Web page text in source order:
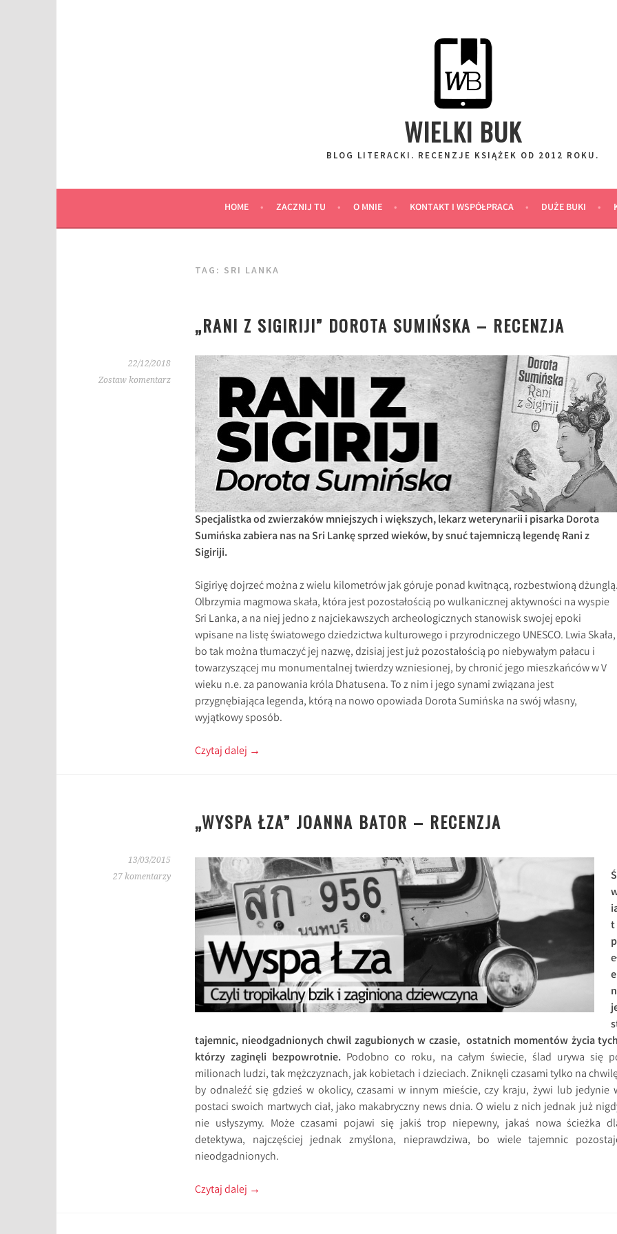
WIELKI BUK
BLOG LITERACKI. RECENZJE KSIĄŻEK OD 2012 ROKU.
HOME ZACZNIJ TU O MNIE KONTAKT I WSPÓŁPRACA DUŻE BUKI
TAG: SRI LANKA
„RANI Z SIGIRIJI” DOROTA SUMIŃSKA – RECENZJA
22/12/2018
Zostaw komentarz
Specjalistka od zwierzaków mniejszych i większych, lekarz weterynarii i pisarka Dorota
Sumińska zabiera nas na Sri Lankę sprzed wieków, by snuć tajemniczą legendę Rani z
Sigiriji.
Sigiriyę dojrzeć można z wielu kilometrów jak góruje ponad kwitnącą, rozbestwioną
Olbrzymia magmowa skała, która jest pozostałością po wulkanicznej aktywności na wyspie
Sri Lanka, a na niej jedno z najciekawszych archeologicznych stanowisk swojej epoki
wpisane na listę światowego dziedzictwa kulturowego i przyrodniczego UNESCO. Lwia Skała,
bo tak można tłumaczyć jej nazwę, dzisiaj jest już pozostałością po niebywałym pałacu i
towarzyszącej mu monumentalnej twierdzy wzniesionej, by chronić jego mieszkańców w V
wieku n.e. za panowania króla Dhatusena. To z nim i jego synami związana jest
przygnębiająca legenda, którą na nowo opowiada Dorota Sumińska na swój własny,
wyjątkowy sposób.
Czytaj dalej →
„WYSPA ŁZA” JOANNA BATOR – RECENZJA
13/03/2015
27 komentarzy
Ś
t
p
e
n
tajemnic, nieodgadnionych chwil zagubionych w czasie, ostatnich momentów życia
którzy zaginęli bezpowrotnie. Podobno co roku, na całym świecie, ślad urywa się
milionach ludzi, tak mężczyznach, jak kobietach i dzieciach. Zniknęli czasami tylko na
by odnaleźć się gdzieś w okolicy, czasami w innym mieście, czy kraju, żywi lub jedynie
postaci swoich martwych ciał, jako makabryczny news dnia. O wielu z nich jednak już
nie usłyszymy. Może czasami pojawi się jakiś trop niepewny, jakaś nowa ścieżka
detektywa, najczęściej jednak zmyślona, nieprawdziwa, bo wiele tajemnic
nieodgadnionych.
Czytaj dalej →